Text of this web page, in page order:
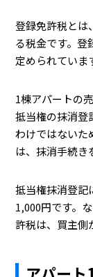
登録免許税とは
る税金です。登
定められていま
1棟アパートの
抵当権の抹消登
わけではないた
は、抹消手続き
抵当権抹消登記
1,000円です。
許税は、買主側